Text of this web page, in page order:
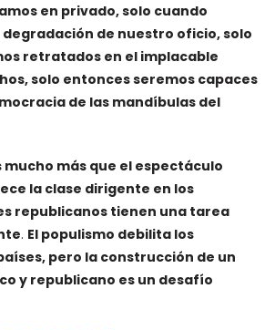
en privado, solo cuando
de nuestro oficio, solo
retratados en el implacable
solo entonces seremos capaces
de las mandíbulas del
mucho más que el espectáculo
la clase dirigente en los
republicanos tienen una tarea
. El populismo debilita los
pero la construcción de un
y republicano es un desafío